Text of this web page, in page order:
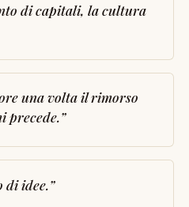
di capitali, la cultura
una volta il rimorso
precede.”
di idee.”